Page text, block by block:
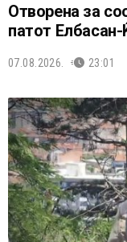
Отворена за
патот
07.08.2026. 23:01